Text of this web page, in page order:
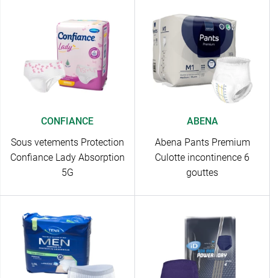
CONFIANCE
Sous vetements Protection
Confiance Lady Absorption
5G
ABENA
Abena Pants Premium
Culotte incontinence 6
gouttes